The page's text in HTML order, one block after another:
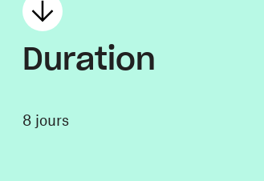
Duration
8 jours